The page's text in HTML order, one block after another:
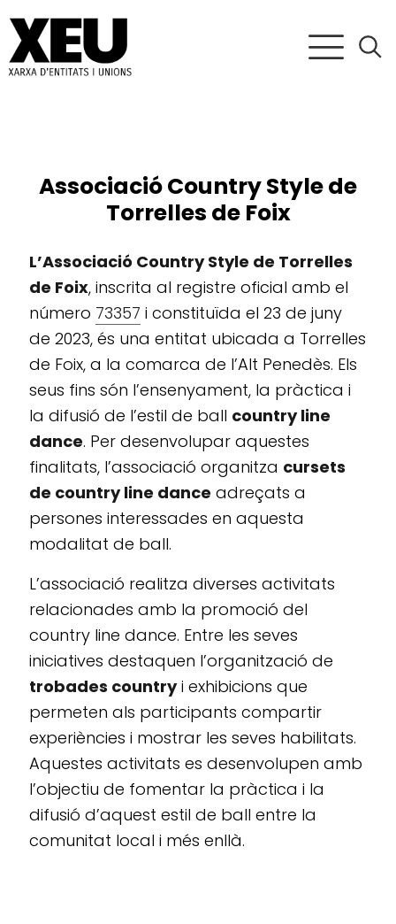
Associació Country Style de
Torrelles de Foix
L’Associació Country Style de Torrelles
de Foix, inscrita al registre oficial amb el
número 73357 i constituïda el 23 de juny
de 2023, és una entitat ubicada a Torrelles
de Foix, a la comarca de l’Alt Penedès. Els
seus fins són l’ensenyament, la pràctica i
la difusió de l’estil de ball country line
dance. Per desenvolupar aquestes
finalitats, l’associació organitza cursets
de country line dance adreçats a
persones interessades en aquesta
modalitat de ball.
L’associació realitza diverses activitats
relacionades amb la promoció del
country line dance. Entre les seves
iniciatives destaquen l’organització de
trobades countryi exhibicions que
permeten als participants compartir
experiències i mostrar les seves habilitats.
Aquestes activitats es desenvolupen amb
l’objectiu de fomentar la pràctica i la
difusió d’aquest estil de ball entre la
comunitat local i més enllà.